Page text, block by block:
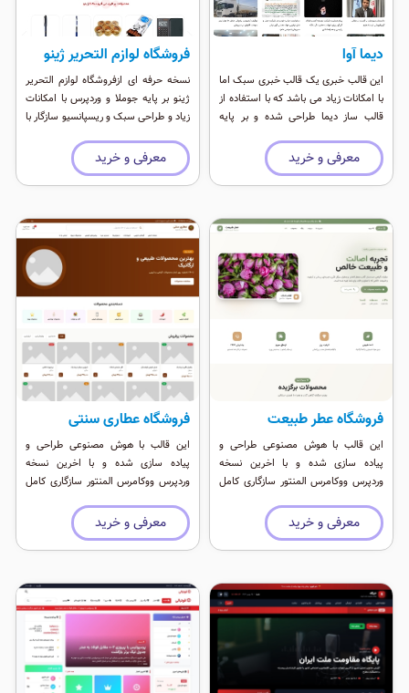
دیما آوا
این قالب خبری یک قالب خبری سبک اما
با امکانات زیاد می باشد که با استفاده از
قالب ساز دیما طراحی شده و بر پایه
این قالب بسیار سریع و سئوی خیلی
خوبی دارد.
معرفی و خرید
فروشگاه لوازم التحریر ژینو
نسخه حرفه ای ازفروشگاه لوازم التحریر
ژینو بر پایه جوملا و وردپرس با امکانات
زیاد و طراحی سبک و ریسپانسیو سازگار با
معرفی و خرید
فروشگاه عطر طبیعت
این قالب با هوش مصنوعی طراحی و
پیاده سازی شده و با اخرین نسخه
وردپرس ووکامرس المنتور سازگاری کامل
کامل موبایل می باشد.
معرفی و خرید
فروشگاه عطاری سنتی
این قالب با هوش مصنوعی طراحی و
پیاده سازی شده و با اخرین نسخه
وردپرس ووکامرس المنتور سازگاری کامل
کامل موبایل می باشد.
معرفی و خرید